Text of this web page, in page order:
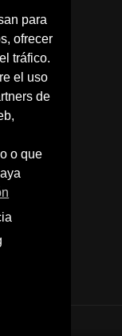
para
ofrecer
tráfico.
el uso
de
o que